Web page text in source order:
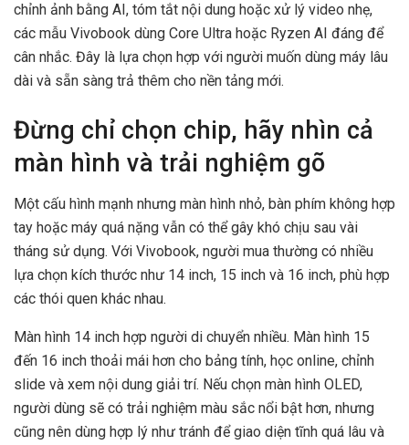
chỉnh ảnh bằng AI, tóm tắt nội dung hoặc xử lý video nhẹ,
các mẫu Vivobook dùng Core Ultra hoặc Ryzen AI đáng để
cân nhắc. Đây là lựa chọn hợp với người muốn dùng máy lâu
dài và sẵn sàng trả thêm cho nền tảng mới.
Đừng chỉ chọn chip, hãy nhìn cả
màn hình và trải nghiệm gõ
Một cấu hình mạnh nhưng màn hình nhỏ, bàn phím không hợp
tay hoặc máy quá nặng vẫn có thể gây khó chịu sau vài
tháng sử dụng. Với Vivobook, người mua thường có nhiều
lựa chọn kích thước như 14 inch, 15 inch và 16 inch, phù hợp
các thói quen khác nhau.
Màn hình 14 inch hợp người di chuyển nhiều. Màn hình 15
đến 16 inch thoải mái hơn cho bảng tính, học online, chỉnh
slide và xem nội dung giải trí. Nếu chọn màn hình OLED,
người dùng sẽ có trải nghiệm màu sắc nổi bật hơn, nhưng
cũng nên dùng hợp lý như tránh để giao diện tĩnh quá lâu và